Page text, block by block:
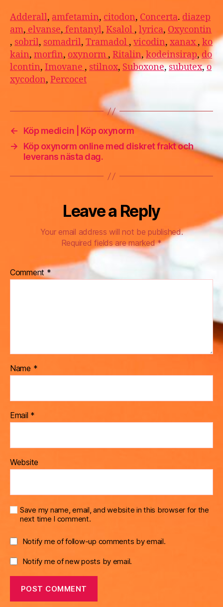
Adderall, amfetamin, citodon, Concerta. diazep
am, elvanse, fentanyl, Ksalol , lyrica, Oxycontin
, sobril, somadril, Tramadol , vicodin, xanax, ko
kain, morfin, oxynorm , Ritalin,kodeinsirap,do
lcontin, Imovane , stilnox, Suboxone,subutex,o
xycodon, Percocet
←
Köp medicin | Köp oxynorm
→
Köp oxynorm online med diskret frakt och
leverans nästa dag.
Leave a Reply
Your email address will not be published.
Required fields are marked*
Comment*
Name *
Email *
Website
Save my name, email, and website in this browser for the
next time I comment.
Notify me of follow-up comments by email.
Notify me of new posts by email.